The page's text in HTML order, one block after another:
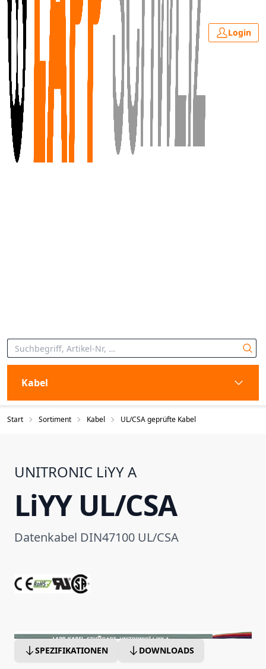
Login
Kabel
Start Sortiment Kabel UL/CSA geprüfte Kabel
UNITRONIC LiYY A
LiYY UL/CSA
Datenkabel DIN47100 UL/CSA
SPEZIFIKATIONEN DOWNLOADS